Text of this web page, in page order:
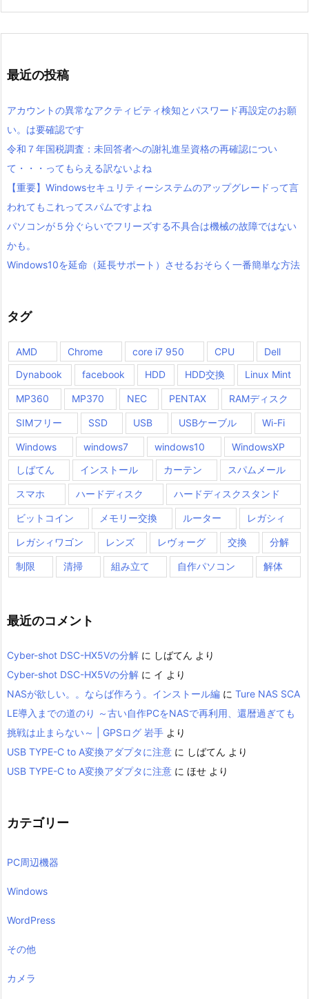
最近の投稿
アカウントの異常なアクティビティ検知とパスワード再設定のお願
い。は要確認です
令和７年国税調査：未回答者への謝礼進呈資格の再確認につい
て・・・ってもらえる訳ないよね
【重要】Windowsセキュリティーシステムのアップグレードって言
われてもこれってスパムですよね
パソコンが５分ぐらいでフリーズする不具合は機械の故障ではない
かも。
Windows10を延命（延長サポート）させるおそらく一番簡単な方法
タグ
AMD Chrome core i7 950 CPU
Dell
Dynabook
facebook HDD HDD交換 Linux Mint
MP360 MP370 NEC PENTAX RAMディスク
SIMフリー SSD USB USBケーブル Wi-Fi
Windows windows7 windows10
WindowsXP
しばてん
インストール カーテン スパムメール
スマホ ハードディスク ハードディスクスタンド
ビットコイン メモリー交換 ルーター レガシィ
レガシィワゴン レンズ レヴォーグ 交換 分解
制限 清掃 組み立て 自作パソコン 解体
最近のコメント
Cyber-shot DSC-HX5Vの分解 に しばてん より
Cyber-shot DSC-HX5Vの分解 に イ より
NASが欲しい。。ならば作ろう。インストール編 に Ture NAS SCA
LE導入までの道のり ～古い自作PCをNASで再利用、還暦過ぎても
挑戦は止まらない～ | GPSログ 岩手 より
USB TYPE-C to A変換アダプタに注意 に しばてん より
USB TYPE-C to A変換アダプタに注意 に ほせ より
カテゴリー
PC周辺機器
Windows
WordPress
その他
カメラ